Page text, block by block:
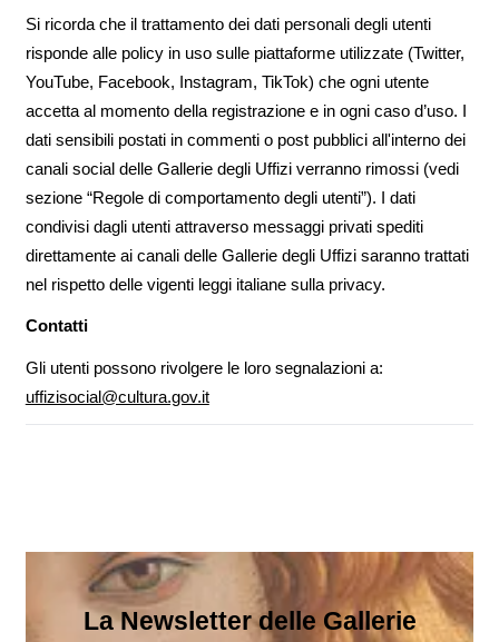
Si ricorda che il trattamento dei dati personali degli utenti
risponde alle policy in uso sulle piattaforme utilizzate (Twitter,
YouTube, Facebook, Instagram, TikTok) che ogni utente
accetta al momento della registrazione e in ogni caso d’uso. I
dati sensibili postati in commenti o post pubblici all'interno dei
canali social delle Gallerie degli Uffizi verranno rimossi (vedi
sezione “Regole di comportamento degli utenti”). I dati
condivisi dagli utenti attraverso messaggi privati spediti
direttamente ai canali delle Gallerie degli Uffizi saranno trattati
nel rispetto delle vigenti leggi italiane sulla privacy.
Contatti
Gli utenti possono rivolgere le loro segnalazioni a:
uffizisocial@cultura.gov.it
La Newsletter delle Gallerie